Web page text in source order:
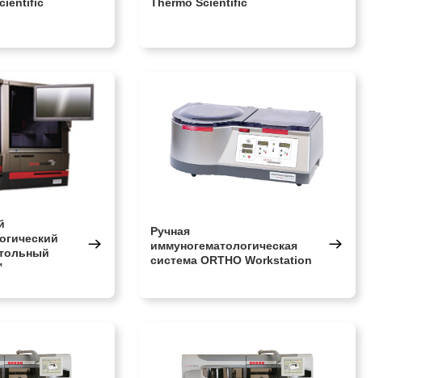
Ручная
иммуногематологическая
система ORTHO Workstation